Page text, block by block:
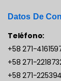
Datos De
Teléfono:
+58 271-
+58 271-
+58 271-